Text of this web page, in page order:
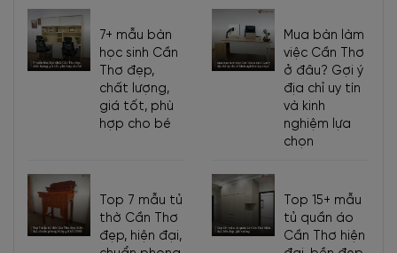
7+ mẫu bàn
học sinh Cần
Thơ đẹp,
chất lượng,
giá tốt, phù
hợp cho bé
Mua bàn làm
việc Cần Thơ
ở đâu? Gợi ý
địa chỉ uy tín
và kinh
nghiệm lựa
chọn
Top 7 mẫu tủ
thờ Cần Thơ
đẹp, hiện đại,
Top 15+ mẫu
tủ quần áo
Cần Thơ hiện